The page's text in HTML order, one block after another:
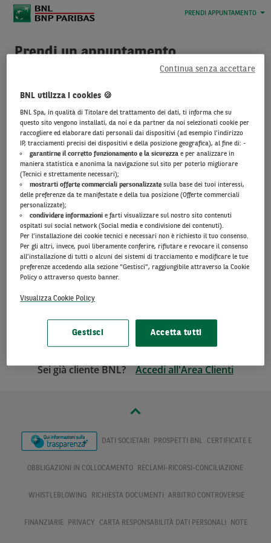
PRENDI APPUNTAMENTO
Prendi un appuntamento
BNL?Seleziona il link
procedi dopo il
riconoscimento.
Non sei cliente
BNL?Clicca
su“Prosegui”,inserisci i
tuoi datie fissa l’incontro.
Cliccando “Prosegui” dichiaro di aver preso visione
dell’Informativa Privacy
Prosegui
Sei già cliente BNL? Accedi all'Area Clienti
DATI SOCIETARI PROSPETTI BNL CERTIFICATE E
OBBLIGAZIONI IN COLLOCAMENTO RECLAMI-RICORSI-CONCILIAZIONE
WHISTLEBLOWING RICHIESTA DOCUMENTI ARBITRO CONTROVERSIE
FINANZIARIE PRIVACY CARTA RESPONSABILITÀ DATI PERSONALI NOTE
BNL utilizza i cookies 🍪
BNL Spa, in qualità di Titolare del trattamento dei dati, ti informa che su
questo sito vengono installati, da noi e da partner da noi selezionati cookie per
raccogliere ed elaborare dati personali dai dispositivi (ad esempio l’indirizzo
IP, tracciamenti precisi dei dispositivi e della posizione geografica), al fine di: -
garantirne il corretto funzionamento e la sicurezzae per analizzare in
maniera statistica e anonima la navigazione sul sito per poterlo migliorare
(Tecnici e strettamente necessari);
mostrarti offerte commerciali personalizzatesulla base dei tuoi interessi,
delle preferenze da te manifestate e della tua posizione (Offerte commerciali
personalizzate);
condividere informazionie farti visualizzare sul nostro sito contenuti
ospitati sui social network (Social media e condivisione dei contenuti).
Per l’installazione dei cookie tecnici e necessari non è richiesto il tuo consenso.
Per gli altri, invece, puoi liberamente conferire, rifiutare e revocare il consenso
all’installazione di tutti o alcuni dei sistemi di tracciamento e modificare le tue
preferenze accedendo alla sezione “Gestisci”, raggiungibile attraverso la Cookie
Policy o attraverso questo banner.
Visualizza Cookie Policy
Gestisci Accetta tutti
Continua senza accettare